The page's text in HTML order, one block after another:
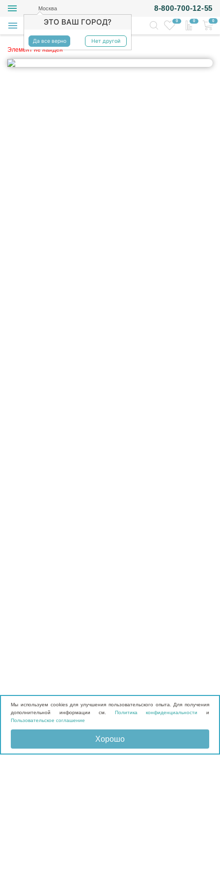
Москва
ЭТО ВАШ ГОРОД?
Да все верно Нет другой
8-800-700-12-55
0 0 0
Элемент не найден
Мы используем cookies для улучшения пользовательского опыта. Для получения
дополнительной информации см. Политика конфиденциальности
и
Пользовательское соглашение
Хорошо